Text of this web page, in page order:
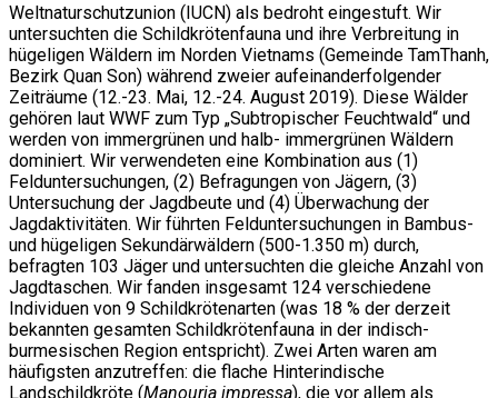
Weltnaturschutzunion (IUCN) als bedroht eingestuft. Wir
untersuchten die Schildkrötenfauna und ihre Verbreitung in
hügeligen Wäldern im Norden Vietnams (Gemeinde TamThanh,
Bezirk Quan Son) während zweier aufeinanderfolgender
Zeiträume (12.-23. Mai, 12.-24. August 2019). Diese Wälder
gehören laut WWF zum Typ „Subtropischer Feuchtwald“ und
werden von immergrünen und halb- immergrünen Wäldern
dominiert. Wir verwendeten eine Kombination aus (1)
Felduntersuchungen, (2) Befragungen von Jägern, (3)
Untersuchung der Jagdbeute und (4) Überwachung der
Jagdaktivitäten. Wir führten Felduntersuchungen in Bambus-
und hügeligen Sekundärwäldern (500-1.350 m) durch,
befragten 103 Jäger und untersuchten die gleiche Anzahl von
Jagdtaschen. Wir fanden insgesamt 124 verschiedene
Individuen von 9 Schildkrötenarten (was 18 % der derzeit
bekannten gesamten Schildkrötenfauna in der indisch-
burmesischen Region entspricht). Zwei Arten waren am
häufigsten anzutreffen: die flache Hinterindische
Landschildkröte (Manouria impressa), die vor allem als